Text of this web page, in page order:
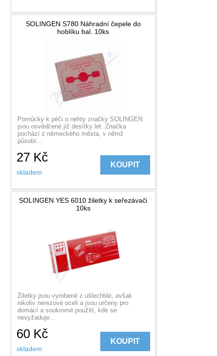
SOLINGEN S780 Náhradní čepele do
hoblíku bal. 10ks
Pomůcky k péči o nehty značky SOLINGEN
jsou osvědčené již desítky let. Značka
pochází z německého města, v němž
působí...
27 Kč
skladem
KOUPIT
SOLINGEN YES 6010 žiletky k seřezávači
10ks
Žiletky jsou vyrobené z ušlechtilé, avšak
nikoliv nerezové oceli a jsou určeny pro
domácí a soukromé použití, kde se
nevyžaduje...
60 Kč
skladem
KOUPIT